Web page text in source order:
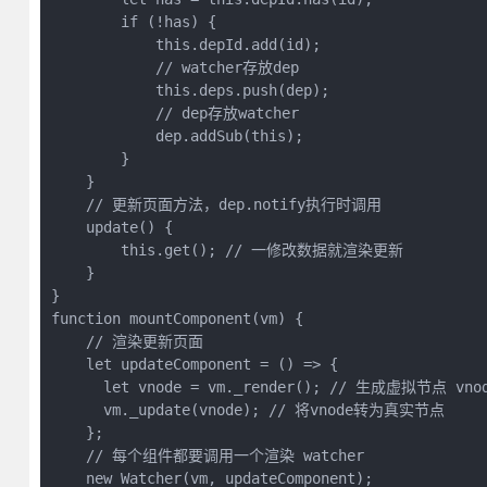
        if (!has) {
            this.depId.add(id);
            // watcher存放dep
            this.deps.push(dep);
            // dep存放watcher
            dep.addSub(this);
        }
    }
    // 更新页面方法，dep.notify执行时调用
    update() {
        this.get(); // 一修改数据就渲染更新
    }
}
function mountComponent(vm) {
    // 渲染更新页面
    let updateComponent = () => {
let vnode = vm._render(); // 生成虚拟节点
      vm._update(vnode); // 将vnode转为真实节点
    };
    // 每个组件都要调用一个渲染 watcher
    new Watcher(vm, updateComponent);